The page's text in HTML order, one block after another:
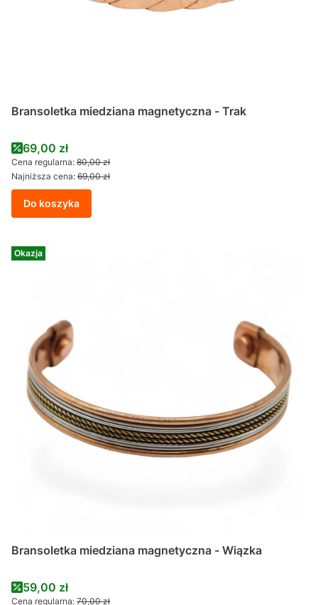
Bransoletka miedziana magnetyczna - Trak
Cena promocyjna
69,00 zł
Cena regularna: 80,00 zł
Najniższa cena: 69,00 zł
Do koszyka
Okazja
Bransoletka miedziana magnetyczna - Wiązka
Cena promocyjna
59,00 zł
Cena regularna: 70,00 zł